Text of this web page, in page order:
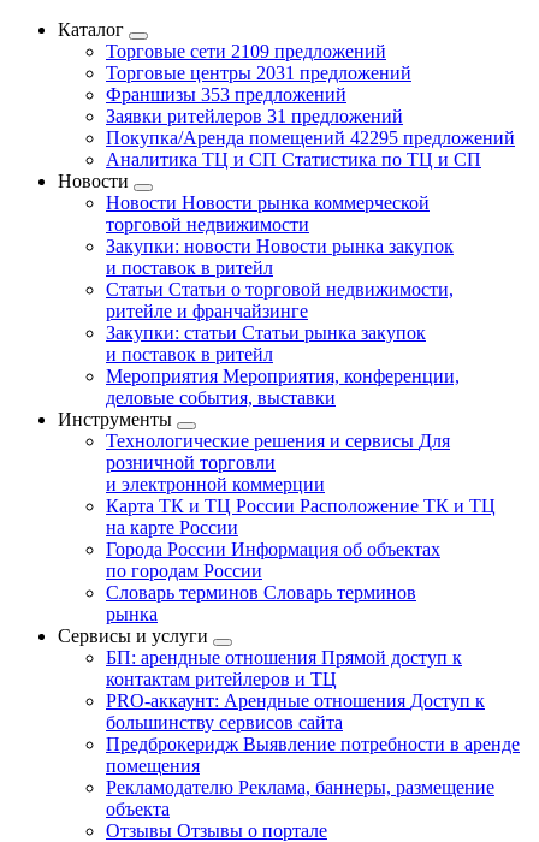
Каталог
Торговые сети 2109 предложений
Торговые центры 2031 предложений
Франшизы 353 предложений
Заявки ритейлеров 31 предложений
Покупка/Аренда помещений 42295 предложений
Аналитика ТЦ и СП Статистика по ТЦ и СП
Новости
Новости Новости рынка коммерческой
торговой недвижимости
Закупки: новости Новости рынка закупок
и поставок в ритейл
Статьи Статьи о торговой недвижимости,
ритейле и франчайзинге
Закупки: статьи Статьи рынка закупок
и поставок в ритейл
Мероприятия Мероприятия, конференции,
деловые события, выставки
Инструменты
Технологические решения и сервисы Для
розничной торговли
и электронной коммерции
Карта ТК и ТЦ России Расположение ТК и ТЦ
на карте России
Города России Информация об объектах
по городам России
Словарь терминов Словарь терминов
рынка
Сервисы и услуги
БП: арендные отношения Прямой доступ к
контактам ритейлеров и ТЦ
PRO-аккаунт: Арендные отношения Доступ к
большинству сервисов сайта
Предброкеридж Выявление потребности в аренде
помещения
Рекламодателю Реклама, баннеры, размещение
объекта
Отзывы Отзывы о портале